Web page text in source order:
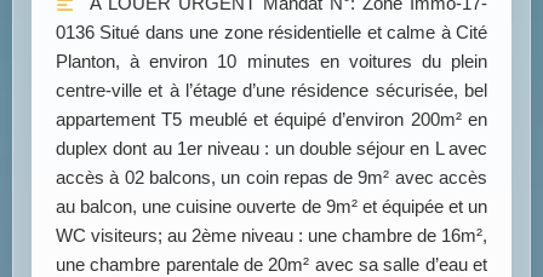
0136 Situé dans une zone résidentielle et calme à Cité
Planton, à environ 10 minutes en voitures du plein
centre-ville et à l’étage d’une résidence sécurisée, bel
appartement T5 meublé et équipé d’environ 200m² en
duplex dont au 1er niveau : un double séjour en L avec
accès à 02 balcons, un coin repas de 9m² avec accès
au balcon, une cuisine ouverte de 9m² et équipée et un
WC visiteurs; au 2ème niveau : une chambre de 16m²,
une chambre parentale de 20m² avec sa salle d’eau et